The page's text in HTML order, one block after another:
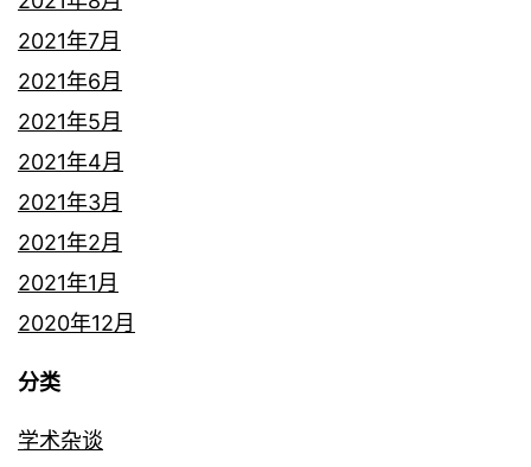
2021年7月
2021年6月
2021年5月
2021年4月
2021年3月
2021年2月
2021年1月
2020年12月
分类
学术杂谈